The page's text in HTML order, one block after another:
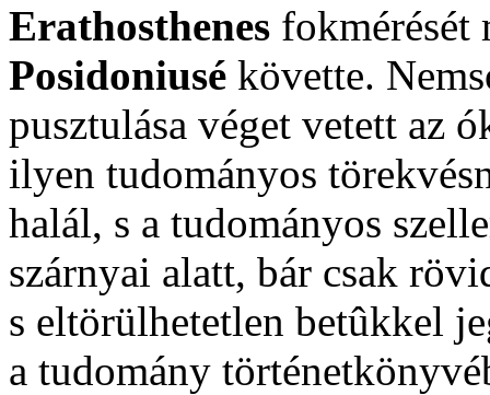
Erathosthenes fokmérését
Posidoniusé követte.
pusztulása véget vetett az
ilyen tudományos
halál, s a tudományos
szárnyai alatt, bár csak
s eltörülhetetlen betûkkel
a tudomány